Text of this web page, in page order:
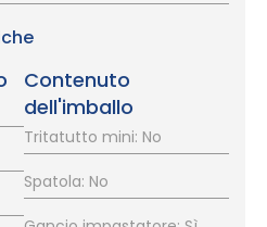
Contenuto
dell'imballo
Tritatutto mini: No
Spatola: No